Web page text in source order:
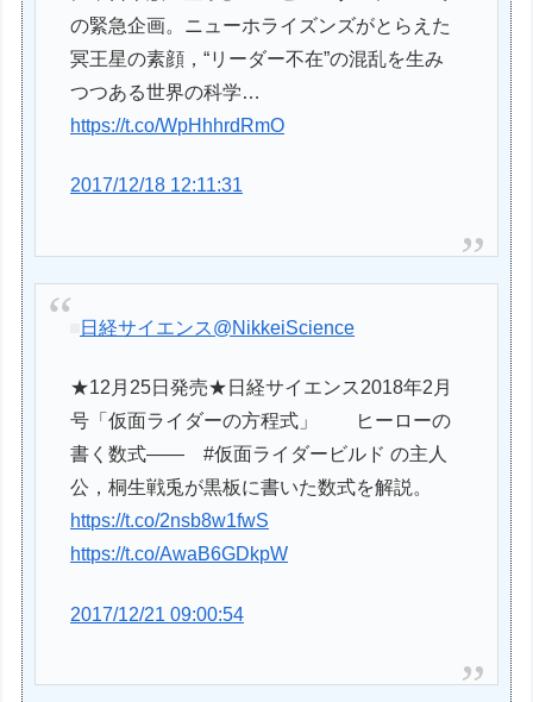
の緊急企画。ニューホライズンズがとらえた
冥王星の素顔，“リーダー不在”の混乱を生み
つつある世界の科学…
https://t.co/WpHhhrdRmO
2017/12/18 12:11:31
日経サイエンス@NikkeiScience
★12月25日発売★日経サイエンス2018年2月
号「仮面ライダーの方程式」 ヒーローの
書く数式—— #仮面ライダービルド の主人
公，桐生戦兎が黒板に書いた数式を解説。
https://t.co/2nsb8w1fwS
https://t.co/AwaB6GDkpW
2017/12/21 09:00:54